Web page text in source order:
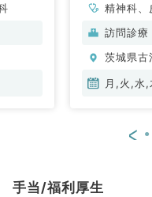
精神科、
訪問診療
茨城県古
月,火,水,
<
手当/福利厚生